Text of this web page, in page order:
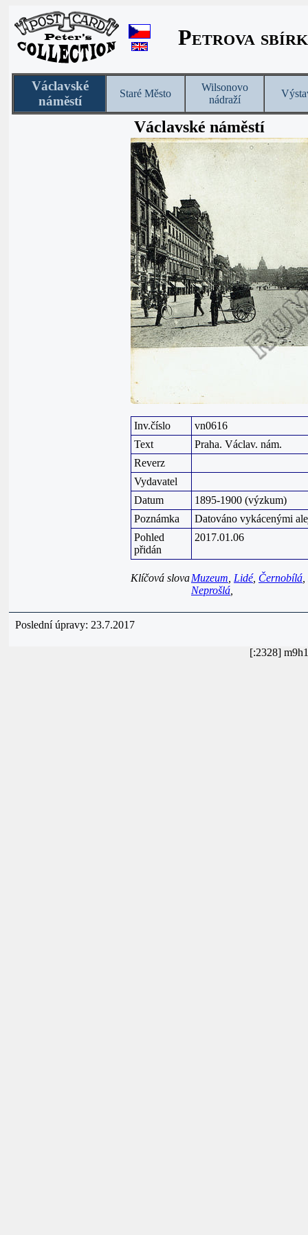
Petrova
Václavské
náměstí
Staré Město
Wilsonovo
nádraží
Václavské náměstí
Inv.číslo
vn0616
Text
Praha. Václav. nám.
Reverz
Vydavatel
Datum
1895-1900 (výzkum)
Poznámka
Datováno vykácenými
Pohled
přidán
2017.01.06
Klíčová slovaMuzeum Lidé, Černobílá
Neprošlá
Poslední úpravy: 23.7.2017
[:2328]